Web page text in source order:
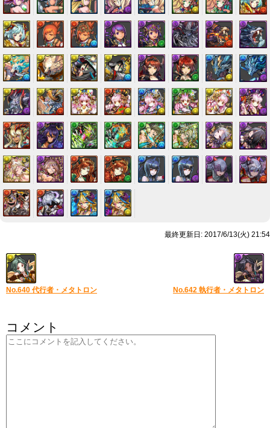
最終更新日: 2017/6/13(火) 21:54
No.640 代行者・メタトロン No.642 執行者・メタトロン
コメント